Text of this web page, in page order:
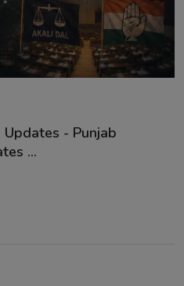
- Punjab
...